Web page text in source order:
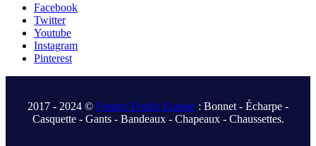
Facebook
Twitter
Youtube
Instagram
Pinterest
.
2017 - 2024 © Fonem Textile Europe : Bonnet - Écharpe -
Casquette - Gants - Bandeaux - Chapeaux - Chaussettes.
.